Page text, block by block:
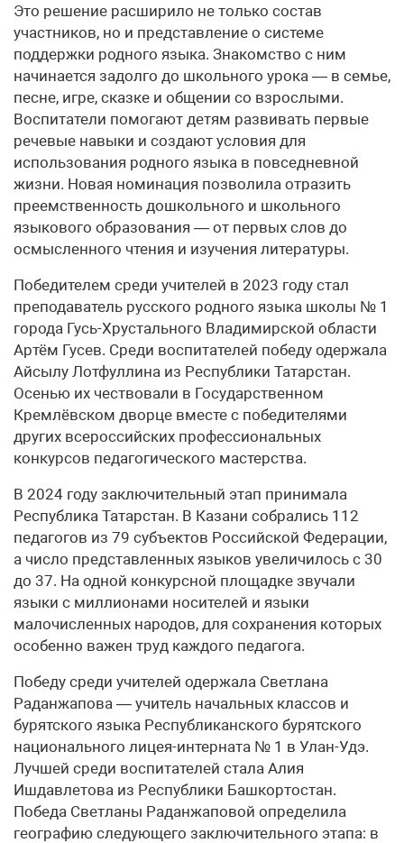
Это решение расширило не только состав
участников, но и представление о системе
поддержки родного языка. Знакомство с ним
начинается задолго до школьного урока — в семье,
песне, игре, сказке и общении со взрослыми.
Воспитатели помогают детям развивать первые
речевые навыки и создают условия для
использования родного языка в повседневной
жизни. Новая номинация позволила отразить
преемственность дошкольного и школьного
языкового образования — от первых слов до
осмысленного чтения и изучения литературы.
Победителем среди учителей в 2023 году стал
преподаватель русского родного языка школы № 1
города Гусь-Хрустального Владимирской области
Артём Гусев. Среди воспитателей победу одержала
Айсылу Лотфуллина из Республики Татарстан.
Осенью их чествовали в Государственном
Кремлёвском дворце вместе с победителями
других всероссийских профессиональных
конкурсов педагогического мастерства.
В 2024 году заключительный этап принимала
Республика Татарстан. В Казани собрались 112
педагогов из 79 субъектов Российской Федерации,
а число представленных языков увеличилось с 30
до 37. На одной конкурсной площадке звучали
языки с миллионами носителей и языки
малочисленных народов, для сохранения которых
особенно важен труд каждого педагога.
Победу среди учителей одержала Светлана
Раданжапова — учитель начальных классов и
бурятского языка Республиканского бурятского
национального лицея-интерната № 1 в Улан-Удэ.
Лучшей среди воспитателей стала Алия
Ишдавлетова из Республики Башкортостан.
Победа Светланы Раданжаповой определила
географию следующего заключительного этапа: в